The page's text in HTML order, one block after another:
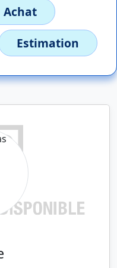
Achat
Estimation